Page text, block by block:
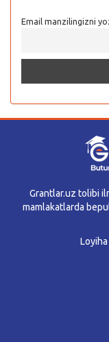
Email manzilingizni
Grantlar.uz tolibi
mamlakatlarda